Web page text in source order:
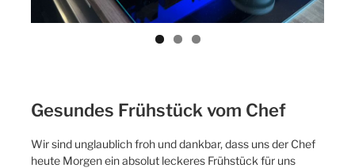
Gesundes Frühstück vom Chef
Wir sind unglaublich froh und dankbar, dass uns der Chef
heute Morgen ein absolut leckeres Frühstück für uns